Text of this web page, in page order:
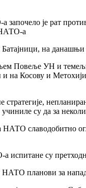
је рат
а
на
Повеље УН и
на Косову и
су да за
НАТО славодобитно
испитане су
НАТО планови за